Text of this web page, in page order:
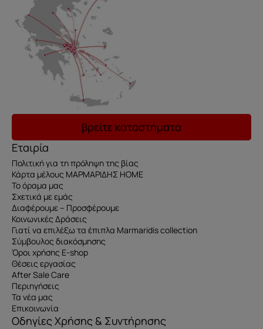
βρείτε καταστήματα
Εταιρία
Πολιτική για τη πρόληψη της βίας
Κάρτα μέλους ΜΑΡΜΑΡΙΔΗΣ HOME
Το όραμα μας
Σχετικά με εμάς
Διαφέρουμε – Προσφέρουμε
Κοινωνικές Δράσεις
Γιατί να επιλέξω τα έπιπλα Marmaridis collection
Σύμβουλος διακόσμησης
Όροι χρήσης E-shop
Θέσεις εργασίας
After Sale Care
Περιηγήσεις
Τα νέα μας
Επικοινωνία
Οδηγίες Χρήσης & Συντήρησης